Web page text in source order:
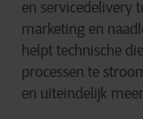
en servicedelivery
marketing en
helpt technische
processen te
en uiteindelijk